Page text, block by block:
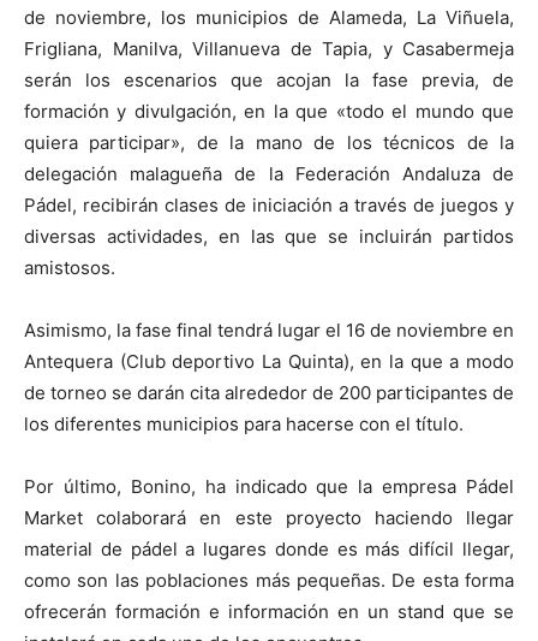
de noviembre, los municipios de Alameda, La Viñuela,
Frigliana, Manilva, Villanueva de Tapia, y Casabermeja
serán los escenarios que acojan la fase previa, de
formación y divulgación, en la que «todo el mundo que
quiera participar», de la mano de los técnicos de la
delegación malagueña de la Federación Andaluza de
Pádel, recibirán clases de iniciación a través de juegos y
diversas actividades, en las que se incluirán partidos
amistosos.
Asimismo, la fase final tendrá lugar el 16 de noviembre en
Antequera (Club deportivo La Quinta), en la que a modo
de torneo se darán cita alrededor de 200 participantes de
los diferentes municipios para hacerse con el título.
Por último, Bonino, ha indicado que la empresa Pádel
Market colaborará en este proyecto haciendo llegar
material de pádel a lugares donde es más difícil llegar,
como son las poblaciones más pequeñas. De esta forma
ofrecerán formación e información en un stand que se